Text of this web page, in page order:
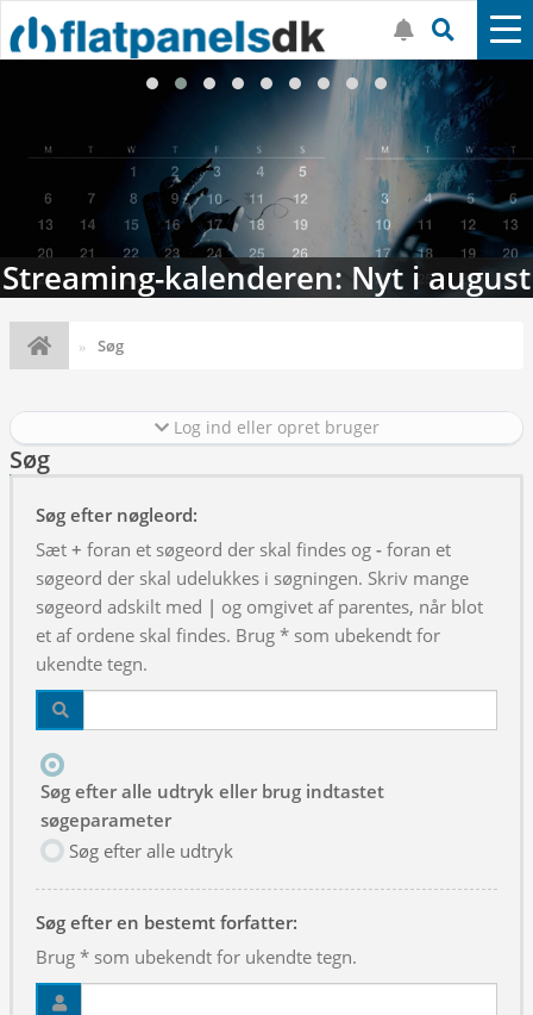
Streaming-kalenderen: Nyt i august
Søg
Log ind eller opret bruger
Søg
Søg efter nøgleord:
Sæt + foran et søgeord der skal findes og - foran et
søgeord der skal udelukkes i søgningen. Skriv mange
søgeord adskilt med | og omgivet af parentes, når blot
et af ordene skal findes. Brug * som ubekendt for
ukendte tegn.
Søg efter alle udtryk eller brug indtastet
søgeparameter
Søg efter alle udtryk
Søg efter en bestemt forfatter:
Brug * som ubekendt for ukendte tegn.